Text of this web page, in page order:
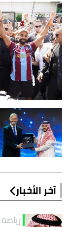
آخر الأخبار
رياضة